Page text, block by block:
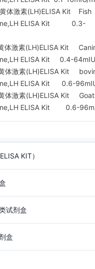
体激素(LH)ELISA Kit Fish
ELISA Kit 0.3-
体激素(LH)ELISA Kit
ELISA Kit 0.4-
体激素(LH)ELISA Kit
ELISA Kit 0.6-
体激素(LH)ELISA Kit Goat
ELISA Kit 0.6-
KIT）
试剂盒
盒